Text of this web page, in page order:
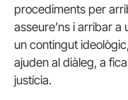
procediments per
asseure’ns i arribar
un contingut
ajuden al diàleg, a
justícia.